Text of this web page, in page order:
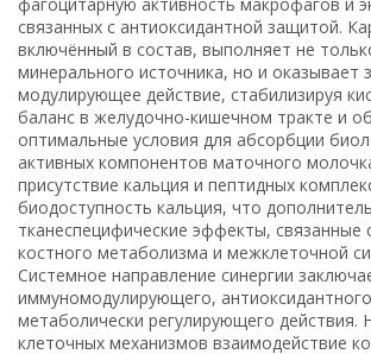
связанных с антиоксидантной защитой.
включённый в состав, выполняет не
минерального источника, но и оказывает
модулирующее действие, стабилизируя
баланс в желудочно-кишечном тракте и
оптимальные условия для абсорбции
активных компонентов маточного
присутствие кальция и пептидных
биодоступность кальция, что
тканеспецифические эффекты, связанные
костного метаболизма и межклеточной
Системное направление синергии
иммуномодулирующего,
метаболически регулирующего действия.
клеточных механизмов взаимодействие